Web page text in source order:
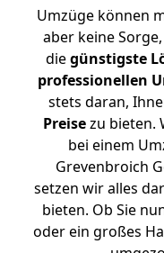
Umzüge können
aber keine
diegünstigste
professionellen
stets daran,
Preisezu bieten.
bei einem
Grevenbroich
setzen wir alles
bieten. Ob Sie
oder ein großes